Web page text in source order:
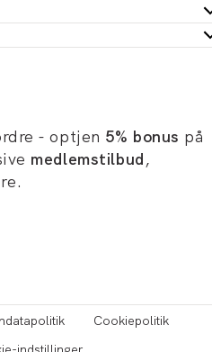
- optjen 5% bonus på
medlemstilbud,
Cookiepolitik